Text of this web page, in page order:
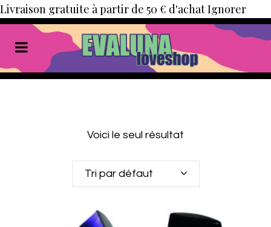
Livraison gratuite à partir de 50 € d'achatIgnorer
Voici le seul résultat
Tri par défaut